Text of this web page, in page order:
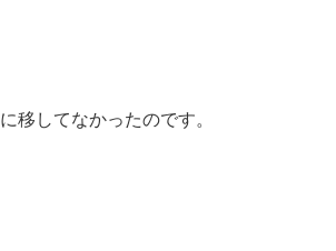
移してなかったのです。